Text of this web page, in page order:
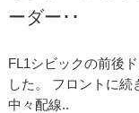
ーダー･･
FL1シビックの前後
した。 フロントに
中々配線..